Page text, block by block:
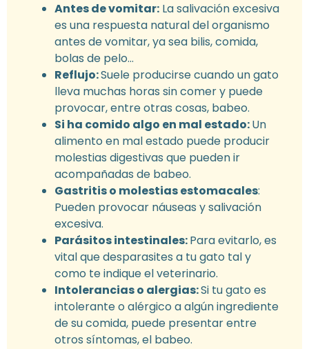
Antes de vomitar: La salivación excesiva
es una respuesta natural del organismo
antes de vomitar, ya sea bilis, comida,
bolas de pelo…
Reflujo:Suele producirse cuando un gato
lleva muchas horas sin comer y puede
provocar, entre otras cosas, babeo.
Si ha comido algo en mal estado:Un
alimento en mal estado puede producir
molestias digestivas que pueden ir
acompañadas de babeo.
Gastritis o molestias estomacales:
Pueden provocar náuseas y salivación
excesiva.
Parásitos intestinales:Para evitarlo, es
vital que desparasites a tu gato tal y
como te indique el veterinario.
Intolerancias o alergias:Si tu gato es
intolerante o alérgico a algún ingrediente
de su comida, puede presentar entre
otros síntomas, el babeo.